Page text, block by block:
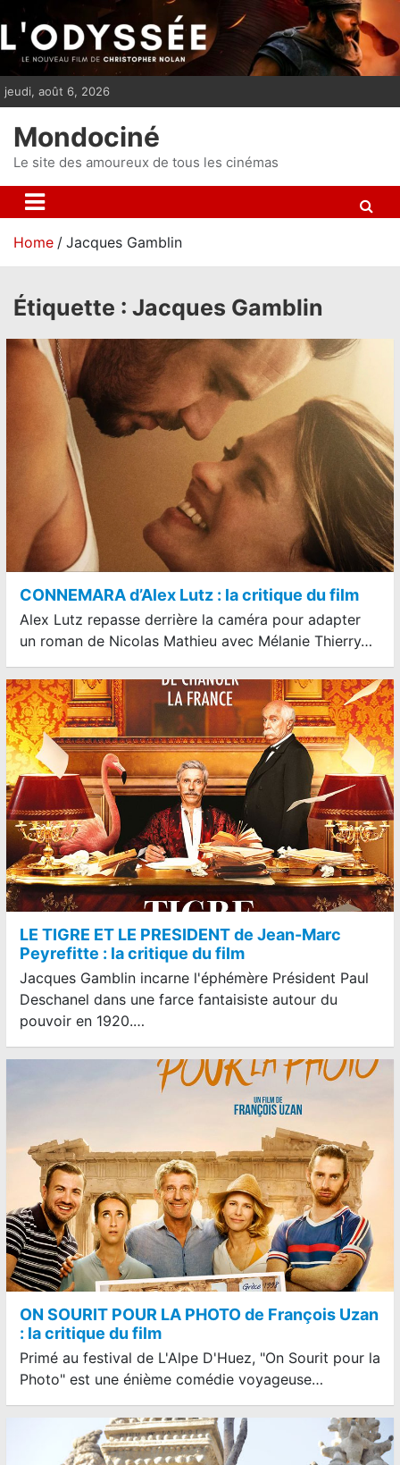
i
p
t
n
t
jeudi, août 6, 2026
Mondociné
Le site des amoureux de tous les cinémas
Home Jacques Gamblin
Étiquette : Jacques Gamblin
CONNEMARA d’Alex Lutz : la critique du film
Alex Lutz repasse derrière la caméra pour adapter
un roman de Nicolas Mathieu avec Mélanie Thierry…
LE TIGRE ET LE PRESIDENT de Jean-Marc
Peyrefitte : la critique du film
Jacques Gamblin incarne l'éphémère Président Paul
Deschanel dans une farce fantaisiste autour du
pouvoir en 1920.…
ON SOURIT POUR LA PHOTO de François Uzan
: la critique du film
Primé au festival de L'Alpe D'Huez, "On Sourit pour la
Photo" est une énième comédie voyageuse…